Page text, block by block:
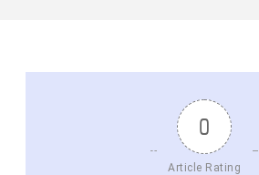
0
Article Rating